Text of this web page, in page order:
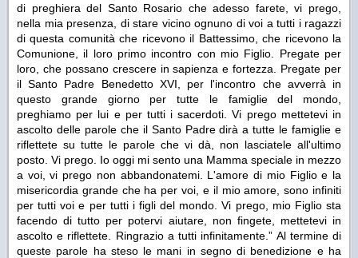
di preghiera del Santo Rosario che adesso farete, vi prego,
nella mia presenza, di stare vicino ognuno di voi a tutti i ragazzi
di questa comunità che ricevono il Battessimo, che ricevono la
Comunione, il loro primo incontro con mio Figlio. Pregate per
loro, che possano crescere in sapienza e fortezza. Pregate per
il Santo Padre Benedetto XVI, per l'incontro che avverrà in
questo grande giorno per tutte le famiglie del mondo,
preghiamo per lui e per tutti i sacerdoti. Vi prego mettetevi in
ascolto delle parole che il Santo Padre dirà a tutte le famiglie e
riflettete su tutte le parole che vi dà, non lasciatele all'ultimo
posto. Vi prego. Io oggi mi sento una Mamma speciale in mezzo
a voi, vi prego non abbandonatemi. L'amore di mio Figlio e la
misericordia grande che ha per voi, e il mio amore, sono infiniti
per tutti voi e per tutti i figli del mondo. Vi prego, mio Figlio sta
facendo di tutto per potervi aiutare, non fingete, mettetevi in
ascolto e riflettete. Ringrazio a tutti infinitamente.” Al termine di
queste parole ha steso le mani in segno di benedizione e ha